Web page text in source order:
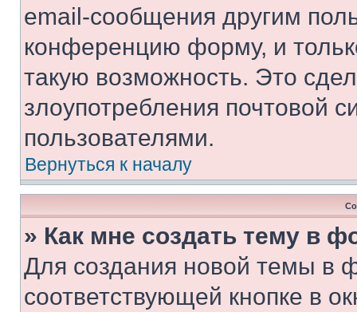
email-сообщения другим
конференцию форму, и
такую возможность. Это
злоупотребления почтовой
пользователями.
Вернуться к началу
» Как мне создать тему в
Для создания новой темы в
соответствующей кнопке в